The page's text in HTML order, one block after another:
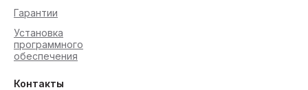
Гарантии
Установка
программного
обеспечения
Контакты